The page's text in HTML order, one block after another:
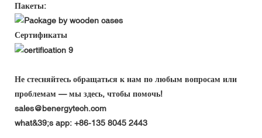
Пакеты:
Сертификаты
Не стесняйтесь обращаться к нам по любым вопросам или
проблемам — мы здесь, чтобы помочь!
sales@benergytech.com
what&39;s app: +86-135 8045 2443